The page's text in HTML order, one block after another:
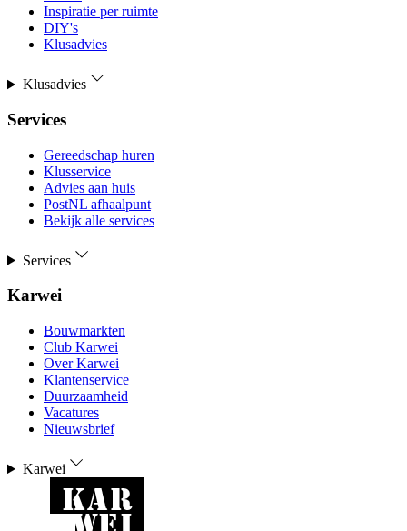
Inspiratie per ruimte
DIY's
Klusadvies
Klusadvies
Services
Gereedschap huren
Klusservice
Advies aan huis
PostNL afhaalpunt
Bekijk alle services
Services
Karwei
Bouwmarkten
Club Karwei
Over Karwei
Klantenservice
Duurzaamheid
Vacatures
Nieuwsbrief
Karwei